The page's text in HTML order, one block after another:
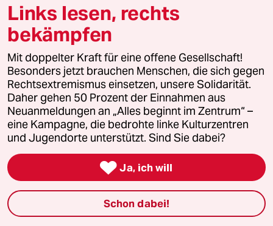
Und woher wissen Sie eigentlich, ob
es Depression, ob es Lungenkrebs
oder noch etwas ist? Aber einen
rauslassen!
PP PeWi
07.10.2024 ,14:50 Uhr
Ich weiß, es ist reiner Zufall, aber dass die erste
und damit in größerer Schrift gesetzte
Überschrift auf der taz-Seite "Verführerische
Apokalypse" heißt, und dann
kommt, finde ich angesichts der Lage der SPD
doch gelungen.
Links lesen, rechts
bekämpfen
Mit doppelter Kraft für eine offene Gesellschaft!
Besonders jetzt brauchen Menschen, die sich gegen
Rechtsextremismus einsetzen, unsere Solidarität.
Daher gehen 50 Prozent der Einnahmen aus
Neuanmeldungen an „Alles beginnt im Zentrum“ –
eine Kampagne, die bedrohte linke Kulturzentren
und Jugendorte unterstützt. Sind Sie dabei?
 Ja, ich will
Schon dabei!